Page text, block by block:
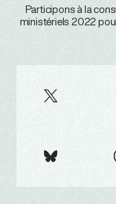
Participons à la
ministériels 2022